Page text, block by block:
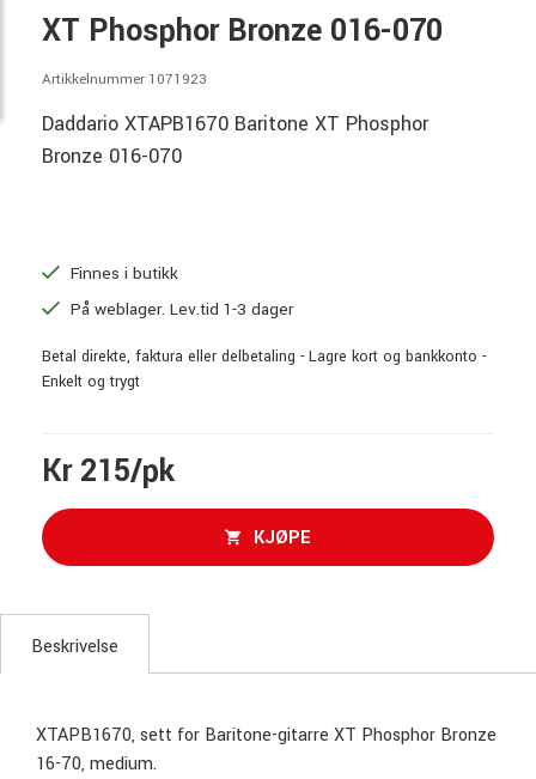
XT Phosphor Bronze 016-070
Artikkelnummer 1071923
Daddario XTAPB1670 Baritone XT Phosphor
Bronze 016-070
Finnes i butikk
På weblager. Lev.tid 1-3 dager
Betal direkte, faktura eller delbetaling - Lagre kort og bankkonto -
Enkelt og trygt
Kr 215/pk
KJØPE
Beskrivelse
XTAPB1670, sett for Baritone-gitarre XT Phosphor Bronze
16-70, medium.